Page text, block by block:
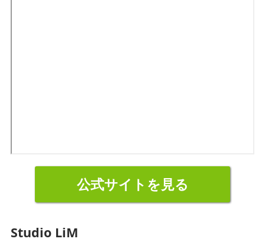
公式サイトを見る
Studio LiM